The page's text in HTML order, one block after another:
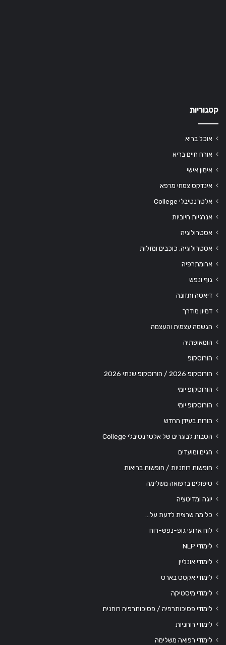
קטגוריות
אוכל בריא
אורח חיים בריא
אימון אישי
אינדקס צמחי מרפא
אלטרנטיבלי College
אנרגיות חיוביות
אסטרולוגיה
אסטרולוגיה, כוכבים ומזלות
ארומתרפיה
גוף ונפש
דיאטה ותזונה
דמיון מודרך
הגשמה עצמית והעצמה
הומאופתיה
הורוסקופ
הורוסקופ 2026 / הורוסקופ שנתי 2026
הורוסקופ יומי
הורוסקופ יומי
הורות בעידן החדש
הטבות לבוגרים של אלטרנטיבלי College
חגים ומועדים
חופשות רוחניות / חופשות בריאות
טיפולים ברפואה משלימה
יוגה ומדיטציה
כל מה שרצית לדעת על…
לוח ארועי גופ-נפש-רוח
לימודי NLP
לימודי אונליין
לימודי אקסס בארס
לימודי מיסטיקה
לימודי פסיכותרפיה / פסיכותרפיה רוחנית
לימודי רוחניות
לימודי רפואה משלימה